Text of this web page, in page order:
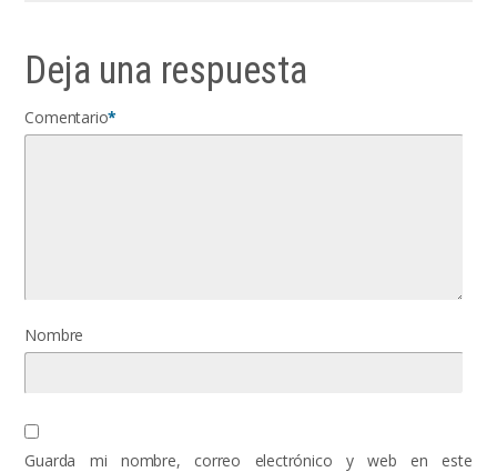
Deja una respuesta
Comentario*
Nombre
Guarda mi nombre, correo electrónico y web en este